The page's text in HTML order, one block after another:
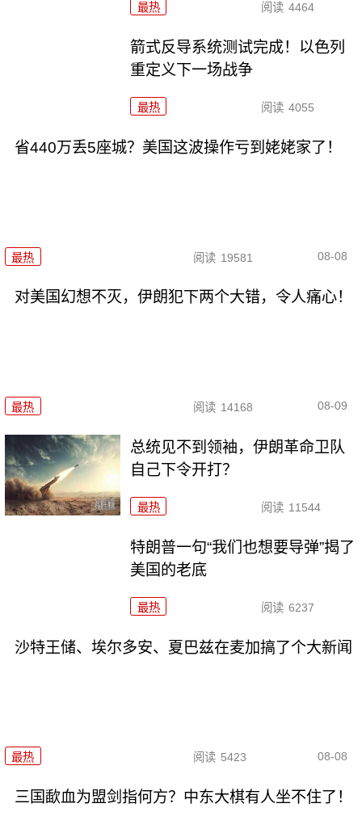
最热 阅读 4464
箭式反导系统测试完成！以色列
重定义下一场战争
最热 阅读 4055
省440万丢5座城？美国这波操作亏到姥姥家了！
最热 阅读 19581 08-08
对美国幻想不灭，伊朗犯下两个大错，令人痛心！
最热 阅读 14168 08-09
总统见不到领袖，伊朗革命卫队
自己下令开打？
最热 阅读 11544
特朗普一句“我们也想要导弹”揭了
美国的老底
最热 阅读 6237
沙特王储、埃尔多安、夏巴兹在麦加搞了个大新闻
最热 阅读 5423 08-08
三国歃血为盟剑指何方？中东大棋有人坐不住了！